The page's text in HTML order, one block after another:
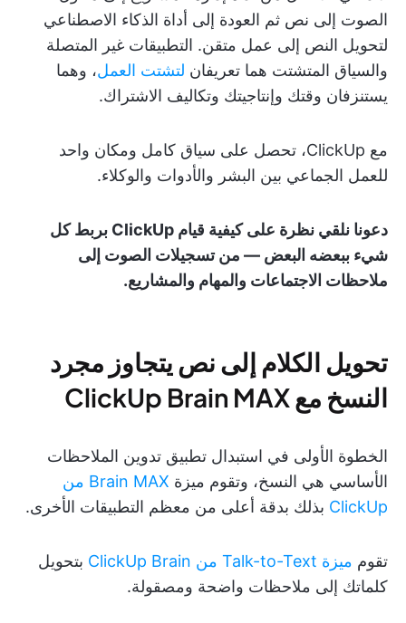
الصوت إلى نص ثم العودة إلى أداة الذكاء الاصطناعي
لتحويل النص إلى عمل متقن. التطبيقات غير المتصلة
والسياق المتشتت هما تعريفان لتشتت العمل، وهما
يستنزفان وقتك وإنتاجيتك وتكاليف الاشتراك.
مع ClickUp، تحصل على سياق كامل ومكان واحد
للعمل الجماعي بين البشر والأدوات والوكلاء.
دعونا نلقي نظرة على كيفية قيام ClickUp بربط كل
شيء ببعضه البعض — من تسجيلات الصوت إلى
ملاحظات الاجتماعات والمهام والمشاريع.
تحويل الكلام إلى نص يتجاوز مجرد
النسخ مع ClickUp Brain MAX
الخطوة الأولى في استبدال تطبيق تدوين الملاحظات
الأساسي هي النسخ، وتقوم ميزة
Brain MAX من
ClickUp بذلك بدقة أعلى من معظم التطبيقات الأخرى.
تقوم ميزة Talk-to-Text من ClickUp Brain
بتحويل
كلماتك إلى ملاحظات واضحة ومصقولة.